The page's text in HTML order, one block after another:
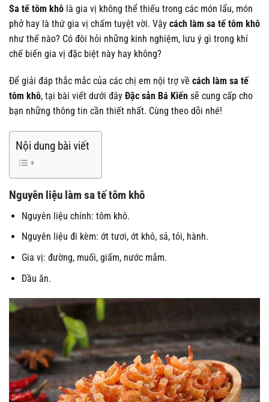
Sa tế tôm khô là gia vị không thể thiếu trong các món lẩu, món
phở hay là thứ gia vị chấm tuyệt vời. Vậy cách làm sa tế tôm khô
như thế nào? Có đòi hỏi những kinh nghiệm, lưu ý gì trong khí
chế biến gia vị đặc biệt này hay không?
Để giải đáp thắc mắc của các chị em nội trợ về cách làm sa tế
tôm khô, tại bài viết dưới đây Đặc sản Bá Kiến sẽ cung cấp cho
bạn những thông tin cần thiết nhất. Cùng theo dõi nhé!
Nội dung bài viết
Nguyên liệu làm sa tế tôm khô
Nguyên liệu chính: tôm khô.
Nguyên liệu đi kèm: ớt tươi, ớt khô, sả, tỏi, hành.
Gia vị: đường, muối, giấm, nước mắm.
Dầu ăn.